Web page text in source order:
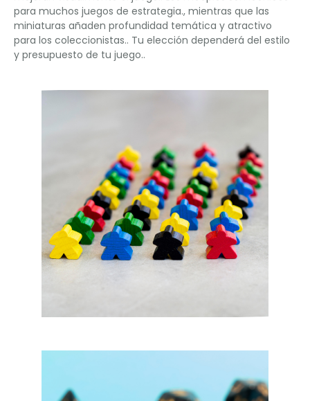
para muchos juegos de estrategia., mientras que las
miniaturas añaden profundidad temática y atractivo
para los coleccionistas.. Tu elección dependerá del estilo
y presupuesto de tu juego..